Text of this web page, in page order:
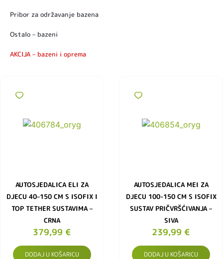
Pribor za održavanje bazena
Ostalo – bazeni
AKCIJA – bazeni i oprema
AUTOSJEDALICA ELI ZA
DJECU 40–150 CM S ISOFIX I
TOP TETHER SUSTAVIMA –
CRNA
379,99 €
DODAJ U KOŠARICU
AUTOSJEDALICA MEI ZA
DJECU 100-150 CM S ISOFIX
SUSTAV PRIČVRŠĆIVANJA –
SIVA
239,99 €
DODAJ U KOŠARICU